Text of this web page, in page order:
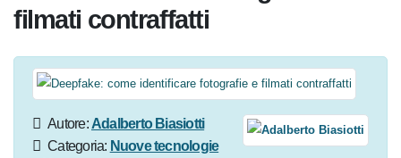
filmati contraffatti
Autore:Adalberto
Biasiotti